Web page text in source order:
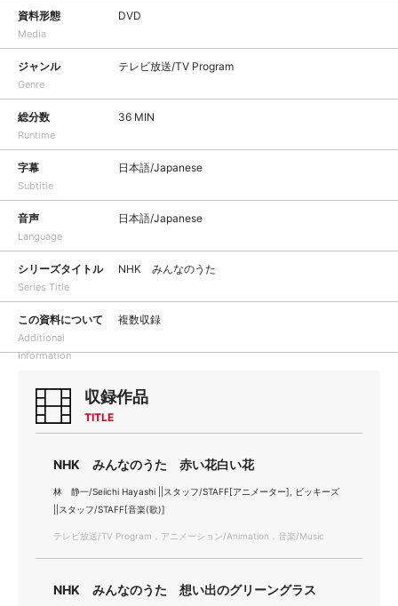
資料形態
Media
DVD
ジャンル
Genre
テレビ放送/TV Program
総分数
Runtime
36 MIN
字幕
Subtitle
日本語/Japanese
音声
Language
日本語/Japanese
シリーズタイトル
Series Title
NHK みんなのうた
この資料について
Additional
Information
複数収録
収録作品
TITLE
NHK みんなのうた 赤い花白い花
林 静一/Seiichi Hayashi ||スタッフ/STAFF[アニメーター], ビッキーズ
||スタッフ/STAFF[音楽(歌)]
テレビ放送/TV Program，アニメーション/Animation，音楽/Music
NHK みんなのうた 想い出のグリーングラス